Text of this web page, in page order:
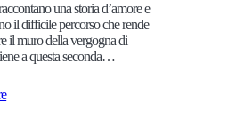
una storia d’amore e
il difficile percorso che rende
il muro della vergogna di
a questa seconda…